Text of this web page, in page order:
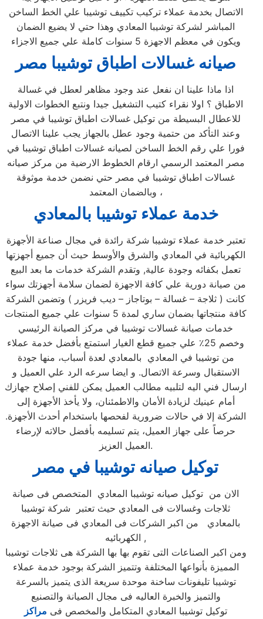
الاتصال بخدمة عملاء تركيب تكييف توشيبا علي الخط الساخن
المباشر لشركة توشيبا المعادي وهذا حتي لا يضيع الضمان
ويكون في معظم الاجهزة 5 سنوات كاملة علي جميع الاجزاء
صيانه غسالات اطباق توشيبا مصر
اذا ماذا علينا ان نفعل عند وجود مظاهر لعطل في غسالة
الاطباق ؟ اولا نقراء كتيب التشغيل جيدا ونتبع الخطوات الاولية
للاعطال البسيطة من توكيل غسالات اطباق توشيبا في مصر
وعند التأكد من حتمية وجود عطل بالجهاز يجب علينا الاتصال
فورا علي رقم الخط الساخن لصيانه غسالات اطباق توشيبا في
مصر المعتمد الرسمي ارقام الخطوط الارضية من مركز صيانه
غسالات اطباق توشيبا في مصر حتي نضمن خدمة موثوقة
وبالضمان المعتمد ،
خدمة عملاء توشيبا بالمعادي
تعتبر خدمة عملاء توشيبا شركة رائدة في مجال صناعة الأجهزة
الكهربائية في المعادي والشرق والأوسط حيث أن جميع أجهزتها
تعمل بكفائه وجودة عالية, وتقدم الشركة خدمات ما بعد البيع
من صيانة دورية علي كافة الاجهزة لضمان سلامة أجهزتك سواء
كانت ( ثلاجة – غسالة – بوتاجاز – ديب فريزر ) وتضمن الشركة
كافة منتجاتها بضمان ساري لمدة 5 سنوات علي جميع المنتجات
خدمات صيانة غسالات توشيبا في مركز الصيانة الرئيسي
وخصم 25٪ علي جميع قطع الغيار استمتع بأفضل خدمة عملاء
من توشيبا في المعادي بالمعادي لعدة أسباب، منها جودة
الاستقبال وسرعة الاتصال. و ايضا سرعه الرد علي العميل و
ارسال فني اليه لتلبيه مطالب العميل يمكن للفني إصلاح جهازك
أمام عينيك لزيادة الأمان والاطمئنان، ولا يأخذ الأجهزة إلى
الشركة إلا في حالات ضرورية لفحصها باستخدام أحدث الأجهزة.
حرصاً على جهاز العميل، يتم تسليمه بأفضل حالاته لإرضاء
العميل العزيز.
توكيل صيانه توشيبا في مصر
الان من توكيل صيانه توشيبا المعادي المتخصص فى صيانة
ثلاجات وغسالات فى المعادي حيث تعتبر شركة توشيبا
بالمعادي من اكبر الشركات فى المعادي فى صيانة الاجهزة
الكهربائيه ,
ومن اكبر الصناعات التى تقوم بها بها الشركة هى ثلاجات توشيبا
المميزة بأنواعها المختلفة وتتميز الشركة بوجود خدمة عملاء
توشيبا تليفونات ساخنة موحدة سريعة الذى يتميز بالسرعة
والتميز والخبرة العاليه فى مجال الصيانة والتصنيع
توكيل توشيبا المعادي المتكامل والمخصص فى مراكز